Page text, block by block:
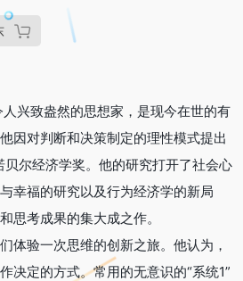
兴致盎然的思想家，是现今在世的有
因对判断和决策制定的理性模式提出
尔经济学奖。他的研究打开了社会心
幸福的研究以及行为经济学的新局
思考成果的集大成之作。
体验一次思维的创新之旅。他认为，
决定的方式。常用的无意识的“系统1”